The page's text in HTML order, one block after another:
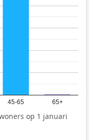
45-65 65+
op 1 januari